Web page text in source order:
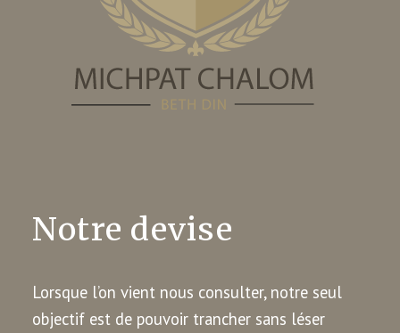
Notre devise
Lorsque l’on vient nous consulter, notre seul
objectif est de pouvoir trancher sans léser